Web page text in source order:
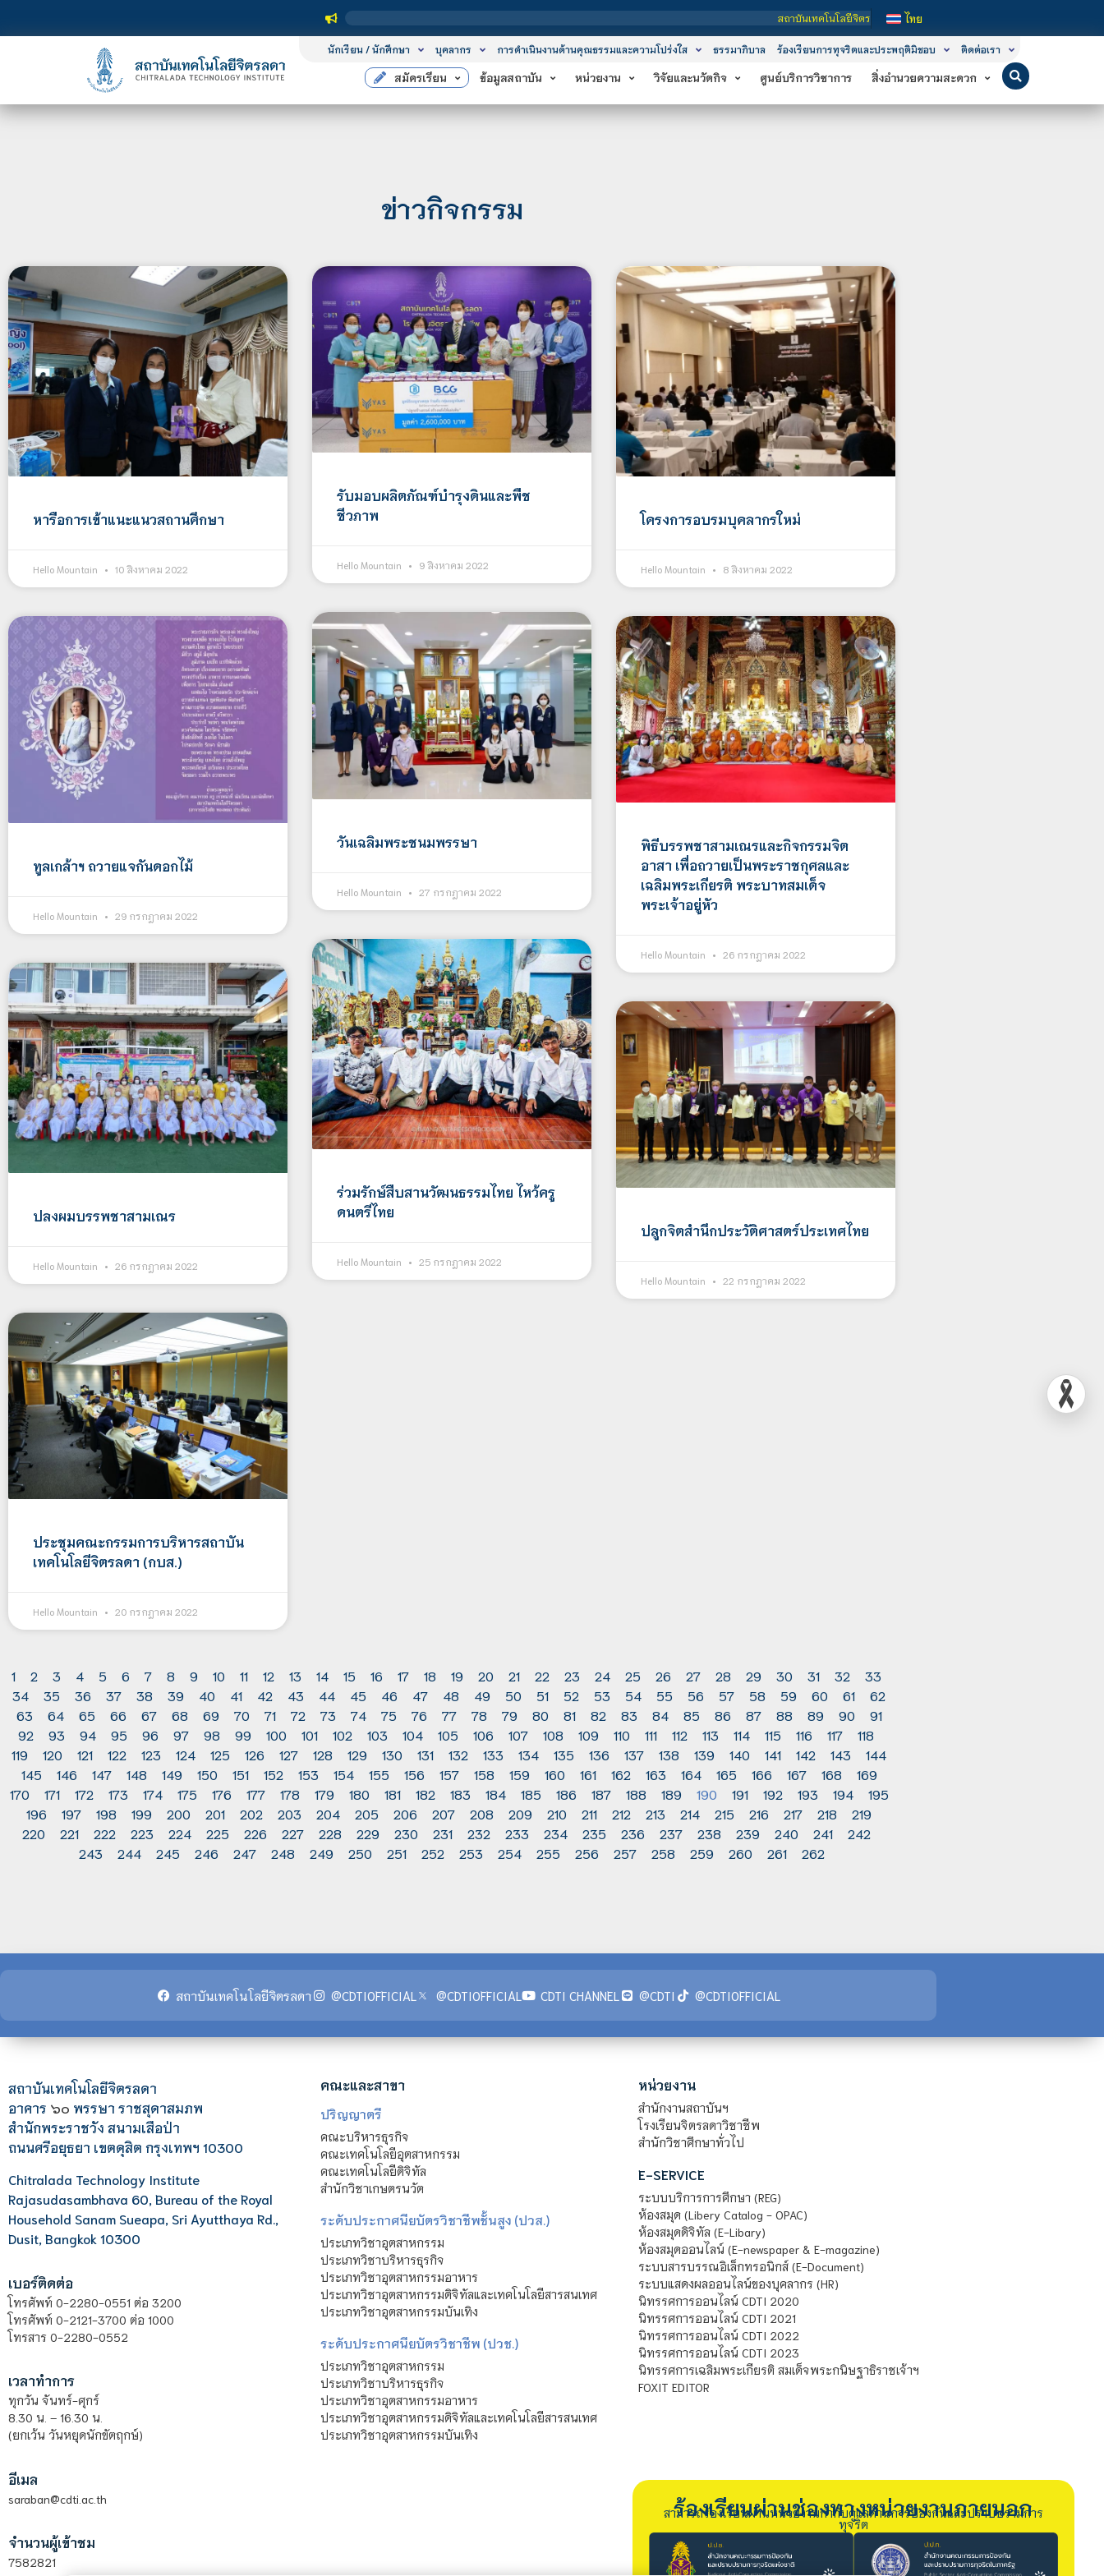
สถาบันเทคโนโลยีจิตรลดา เป็นสถาบันอุดมศึกษาในกำกับของรัฐ เปิดหลักสูตรการเรียนการ
ไทย
นักเรียน / นักศึกษา บุคลากร การดำเนินงานด้านคุณธรรมและความโปร่งใส ธรรมาภิบาล ร้องเรียนการทุจริตและประพฤติมิชอบ ติดต่อเรา
สมัครเรียน ข้อมูลสถาบัน หน่วยงาน วิจัยและนวัตกิจ ศูนย์บริการวิชาการ สิ่งอำนวยความสะดวก
ข่าวกิจกรรม
หารือการเข้าแนะแนวสถานศึกษา
Hello Mountain 10 สิงหาคม 2022
รับมอบผลิตภัณฑ์บำรุงดินและพืช
ชีวภาพ
Hello Mountain 9 สิงหาคม 2022
โครงการอบรมบุคลากรใหม่
Hello Mountain 8 สิงหาคม 2022
ทูลเกล้าฯ ถวายแจกันดอกไม้
Hello Mountain 29 กรกฎาคม 2022
วันเฉลิมพระชนมพรรษา
Hello Mountain 27 กรกฎาคม 2022
พิธีบรรพชาสามเณรและกิจกรรมจิต
อาสา เพื่อถวายเป็นพระราชกุศลและ
เฉลิมพระเกียรติ พระบาทสมเด็จ
พระเจ้าอยู่หัว
Hello Mountain 26 กรกฎาคม 2022
ปลงผมบรรพชาสามเณร
Hello Mountain 26 กรกฎาคม 2022
ร่วมรักษ์สืบสานวัฒนธรรมไทย ไหว้ครู
ดนตรีไทย
Hello Mountain 25 กรกฎาคม 2022
ปลูกจิตสำนึกประวัติศาสตร์ประเทศไทย
Hello Mountain 22 กรกฎาคม 2022
ประชุมคณะกรรมการบริหารสถาบัน
เทคโนโลยีจิตรลดา (กบส.)
Hello Mountain 20 กรกฎาคม 2022
1 2 3 4 5 6 7 8 9 10 11 12 13 14 15 16 17 18 19 20 21 22 23 24 25 26 27 28 29 30 31 32
33
34
35 36 37 38 39 40 41 42 43 44 45 46 47 48 49 50 51 52 53 54 55 56 57 58 59 60 61
62
63
64 65 66 67 68 69 70 71 72 73 74 75 76 77 78 79 80 81 82 83 84 85 86 87 88 89 90
91
92
93 94 95 96 97 98 99 100 101 102 103 104 105 106 107 108 109 110 111 112 113 114 115 116 117
118
119
120 121 122 123 124 125 126 127 128 129 130 131 132 133 134 135 136 137 138 139 140 141 142 143
144
145
146 147 148 149 150 151 152 153 154 155 156 157 158 159 160 161 162 163 164 165 166 167 168
169
170
171 172 173 174 175 176 177 178 179 180 181 182 183 184 185 186 187 188 189 190 191 192 193 194
195
196
197 198 199 200 201 202 203 204 205 206 207 208 209 210 211 212 213 214 215 216 217 218
219
220
221 222 223 224 225 226 227 228 229 230 231 232 233 234 235 236 237 238 239 240 241
242
243
244 245 246 247 248 249 250 251 252 253 254 255 256 257 258 259 260 261 262
สถาบันเทคโนโลยีจิตรลดา @CDTIOFFICIAL @CDTIOFFICIAL CDTI CHANNEL @CDTI @CDTIOFFICIAL
สถาบันเทคโนโลยีจิตรลดา
อาคาร ๖๐ พรรษา ราชสุดาสมภพ
สำนักพระราชวัง สนามเสือป่า
ถนนศรีอยุธยา เขตดุสิต กรุงเทพฯ 10300
Chitralada Technology Institute
Rajasudasambhava 60, Bureau of the Royal
Household Sanam Sueapa, Sri Ayutthaya Rd.,
Dusit, Bangkok 10300
เบอร์ติดต่อ
โทรศัพท์ 0-2280-0551 ต่อ 3200
โทรศัพท์ 0-2121-3700 ต่อ 1000
โทรสาร 0-2280-0552
เวลาทำการ
ทุกวัน จันทร์-ศุกร์
8.30 น. – 16.30 น.
(ยกเว้น วันหยุดนักขัตฤกษ์)
อีเมล
saraban@cdti.ac.th
จำนวนผู้เข้าชม
7582821
คณะและสาขา
ปริญญาตรี
คณะบริหารธุรกิจ
คณะเทคโนโลยีอุตสาหกรรม
คณะเทคโนโลยีดิจิทัล
สำนักวิชาเกษตรนวัต
ระดับประกาศนียบัตรวิชาชีพชั้นสูง (ปวส.)
ประเภทวิชาอุตสาหกรรม
ประเภทวิชาบริหารธุรกิจ
ประเภทวิชาอุตสาหกรรมอาหาร
ประเภทวิชาอุตสาหกรรมดิจิทัลและเทคโนโลยีสารสนเทศ
ประเภทวิชาอุตสาหกรรมบันเทิง
ระดับประกาศนียบัตรวิชาชีพ (ปวช.)
ประเภทวิชาอุตสาหกรรม
ประเภทวิชาบริหารธุรกิจ
ประเภทวิชาอุตสาหกรรมอาหาร
ประเภทวิชาอุตสาหกรรมดิจิทัลและเทคโนโลยีสารสนเทศ
ประเภทวิชาอุตสาหกรรมบันเทิง
หน่วยงาน
สำนักงานสถาบันฯ
โรงเรียนจิตรลดาวิชาชีพ
สำนักวิชาศึกษาทั่วไป
E-SERVICE
ระบบบริการการศึกษา (REG)
ห้องสมุด (Libery Catalog - OPAC)
ห้องสมุดดิจิทัล (E-Libary)
ห้องสมุดออนไลน์ (E-newspaper & E-magazine)
ระบบสารบรรณอิเล็กทรอนิกส์ (E-Document)
ระบบแสดงผลออนไลน์ของบุคลากร (HR)
นิทรรศการออนไลน์ CDTI 2020
นิทรรศการออนไลน์ CDTI 2021
นิทรรศการออนไลน์ CDTI 2022
นิทรรศการออนไลน์ CDTI 2023
นิทรรศการเฉลิมพระเกียรติ สมเด็จพระกนิษฐาธิราชเจ้าฯ
FOXIT EDITOR
ร้องเรียนผ่านช่องทางหน่วยงานภายนอก
สามารถร้องเรียนผ่านหน่วยงานกำกับดูแลด้านการป้องกันและปราบปรามการ
ทุจริต